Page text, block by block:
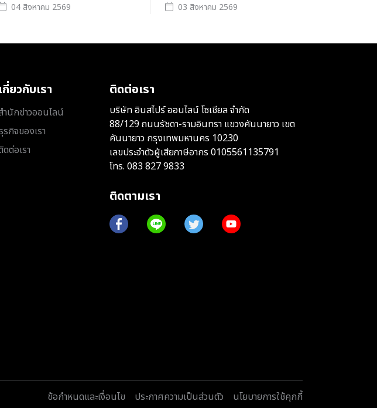
04 สิงหาคม 2569 03 สิงหาคม 2569
เกี่ยวกับเรา
ำนักข่าวออนไลน์
รกิจของเรา
ดต่อเรา
ติดต่อเรา
บริษัท อินสไปร์ ออนไลน์ โซเชียล จำกัด
88/129 ถนนรัชดา-รามอินทรา แขวงคันนายาว เขต
คันนายาว กรุงเทพมหานคร 10230
เลขประจำตัวผู้เสียภาษีอากร 0105561135791
โทร. 083 827 9833
ติดตามเรา
ข้อกำหนดและเงื่อนไข ประกาศความเป็นส่วนตัว นโยบายการใช้คุกกี้